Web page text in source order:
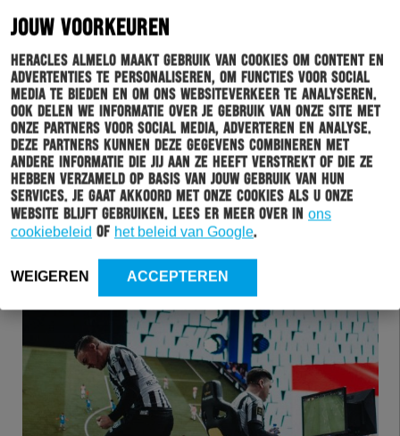
JOUW VOORKEUREN
Heracles Almelo maakt gebruik van cookies om content en
advertenties te personaliseren, om functies voor social
media te bieden en om ons websiteverkeer te analyseren.
Ook delen we informatie over je gebruik van onze site met
onze partners voor social media, adverteren en analyse.
Deze partners kunnen deze gegevens combineren met
andere informatie die jij aan ze heeft verstrekt of die ze
hebben verzameld op basis van jouw gebruik van hun
services. Je gaat akkoord met onze cookies als u onze
website blijft gebruiken. Lees er meer over in ons
cookiebeleid of het beleid van Google.
WEIGEREN ACCEPTEREN
HERACLES 17-02-2020
LUCA LENSEN WINT GESIGNEERD SHIRT DELANO